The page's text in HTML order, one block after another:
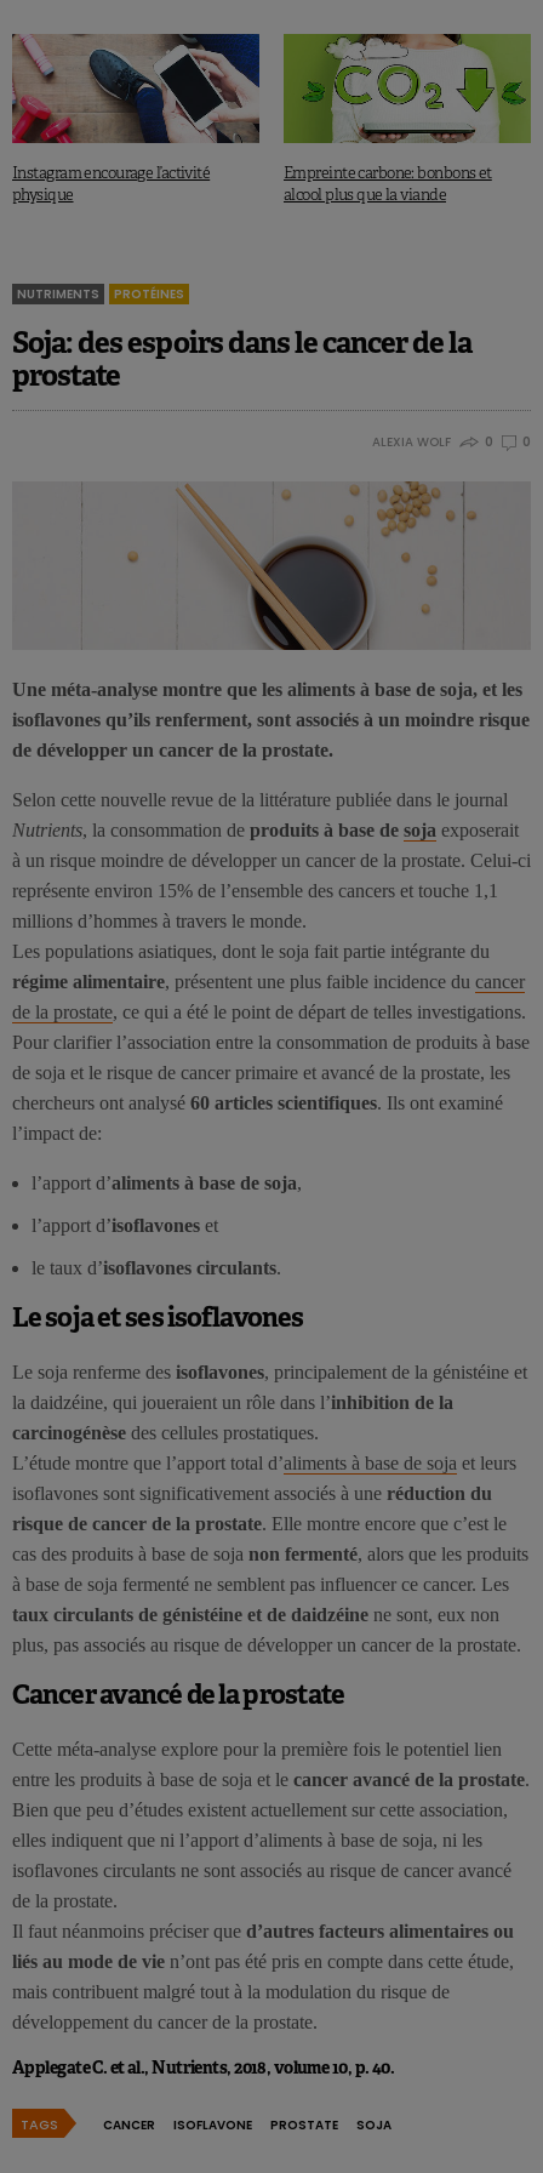
Instagram encourage l’activité
physique
Empreinte carbone: bonbons et
alcool plus que la viande
NUTRIMENTS PROTÉINES
Soja: des espoirs dans le cancer de la
prostate
ALEXIA WOLF 0 0
Une méta-analyse montre que les aliments à base de soja, et les
isoflavones qu’ils renferment, sont associés à un moindre risque
de développer un cancer de la prostate.
Selon cette nouvelle revue de la littérature publiée dans le journal
Nutrients, la consommation de produits à base de soja exposerait
à un risque moindre de développer un cancer de la prostate. Celui-ci
représente environ 15% de l’ensemble des cancers et touche 1,1
millions d’hommes à travers le monde.
Les populations asiatiques, dont le soja fait partie intégrante du
régime alimentaire, présentent une plus faible incidence du cancer
de la prostate, ce qui a été le point de départ de telles investigations.
Pour clarifier l’association entre la consommation de produits à base
de soja et le risque de cancer primaire et avancé de la prostate, les
chercheurs ont analysé 60 articles scientifiques. Ils ont examiné
l’impact de:
l’apport d’aliments à base de soja,
l’apport d’isoflavones et
le taux d’isoflavones circulants.
Le soja et ses isoflavones
Le soja renferme des isoflavones, principalement de la génistéine et
la daidzéine, qui joueraient un rôle dans l’inhibition de la
carcinogénèse des cellules prostatiques.
L’étude montre que l’apport total d’aliments à base de soja et leurs
isoflavones sont significativement associés à une réduction du
risque de cancer de la prostate. Elle montre encore que c’est le
cas des produits à base de soja non fermenté, alors que les produits
à base de soja fermenté ne semblent pas influencer ce cancer. Les
taux circulants de génistéine et de daidzéine ne sont, eux non
plus, pas associés au risque de développer un cancer de la prostate.
Cancer avancé de la prostate
Cette méta-analyse explore pour la première fois le potentiel lien
entre les produits à base de soja et le cancer avancé de la prostate.
Bien que peu d’études existent actuellement sur cette association,
elles indiquent que ni l’apport d’aliments à base de soja, ni les
isoflavones circulants ne sont associés au risque de cancer avancé
de la prostate.
Il faut néanmoins préciser que d’autres facteurs alimentaires ou
liés au mode de vie n’ont pas été pris en compte dans cette étude,
mais contribuent malgré tout à la modulation du risque de
développement du cancer de la prostate.
Applegate C. et al., Nutrients, 2018, volume 10, p. 40.
TAGS CANCER ISOFLAVONE PROSTATE SOJA